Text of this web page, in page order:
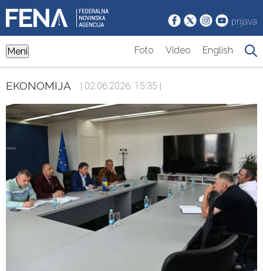
prijava
Meni Foto Video English
EKONOMIJA | 02.06.2026. 15:35 |